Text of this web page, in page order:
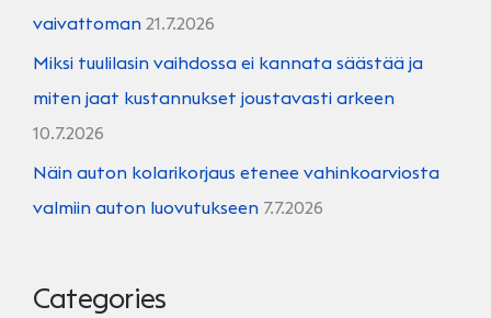
vaivattoman 21.7.2026
Miksi tuulilasin vaihdossa ei kannata säästää ja
miten jaat kustannukset joustavasti arkeen
10.7.2026
Näin auton kolarikorjaus etenee vahinkoarviosta
valmiin auton luovutukseen 7.7.2026
Categories